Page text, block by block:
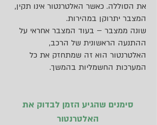
את הסוללה. כאשר האלטרנטור אינו תקין,
המצבר יתרוקן במהירות.
שונה ממצבר – בעוד המצבר אחראי על
ההתנעה הראשונית של הרכב,
האלטרנטור הוא זה שמתחזק את כל
המערכות החשמליות בהמשך.
סימנים שהגיע הזמן לבדוק את
האלטרנטור